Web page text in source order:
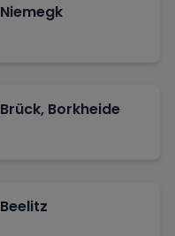
Niemegk
Brück, Borkheide
Beelitz